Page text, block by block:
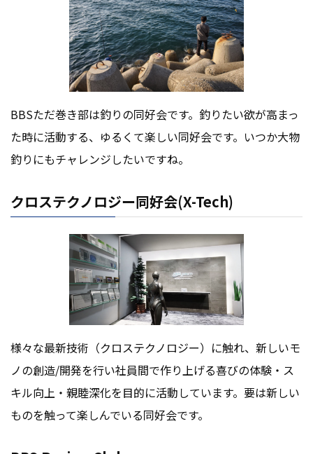
BBSただ巻き部は釣りの同好会です。釣りたい欲が高まっ
た時に活動する、ゆるくて楽しい同好会です。いつか大物
釣りにもチャレンジしたいですね。
クロステクノロジー同好会(X-Tech)
様々な最新技術（クロステクノロジー）に触れ、新しいモ
ノの創造/開発を行い社員間で作り上げる喜びの体験・ス
キル向上・親睦深化を目的に活動しています。要は新しい
ものを触って楽しんでいる同好会です。